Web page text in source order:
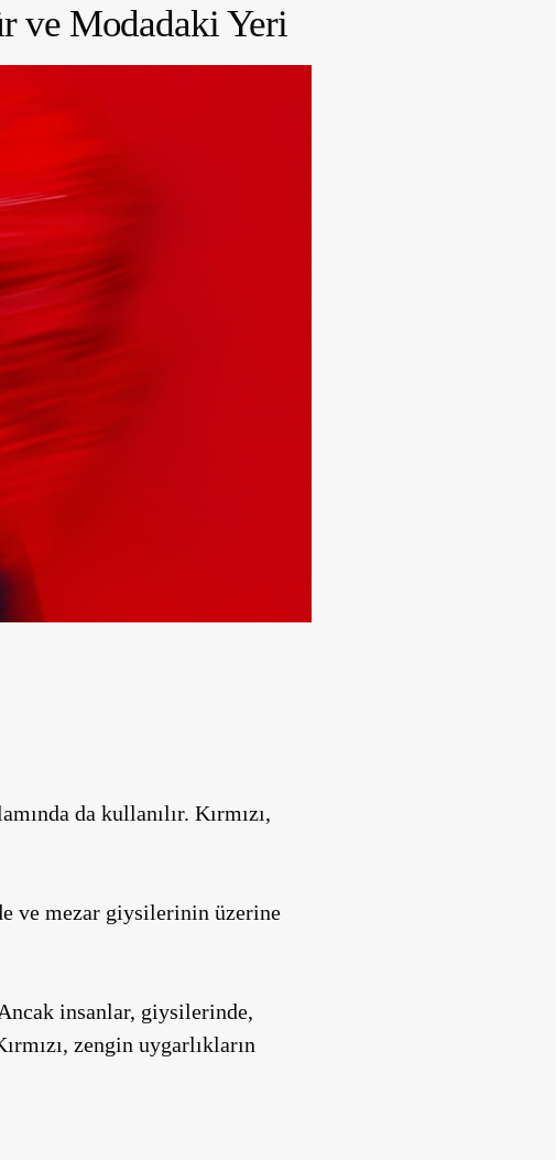
ve Modadaki Yeri
da kullanılır. Kırmızı,
ve mezar giysilerinin üzerine
Ancak insanlar, giysilerinde,
zengin uygarlıkların